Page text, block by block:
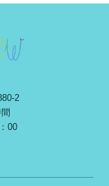
2
00